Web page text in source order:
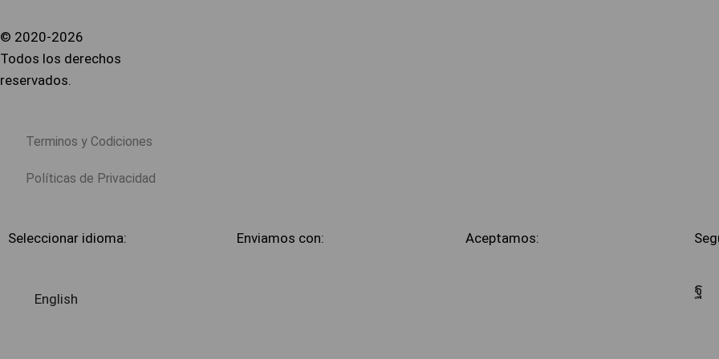
© 2020-2026
Todos los derechos
reservados.
Terminos y Codiciones
Políticas de Privacidad
Seleccionar idioma:
English
Enviamos con: Aceptamos: